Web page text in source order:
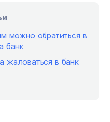
можно обратиться в
банк
жаловаться в банк